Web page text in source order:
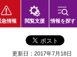
急情報 閲覧支援 情報を探す
更新日：2017年7月18日